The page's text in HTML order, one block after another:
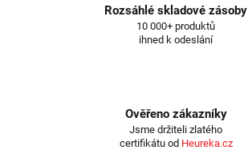
Rozsáhlé skladové zásoby
10 000+ produktů
ihned k odeslání
Ověřeno zákazníky
Jsme držiteli zlatého
certifikátu od Heureka.cz